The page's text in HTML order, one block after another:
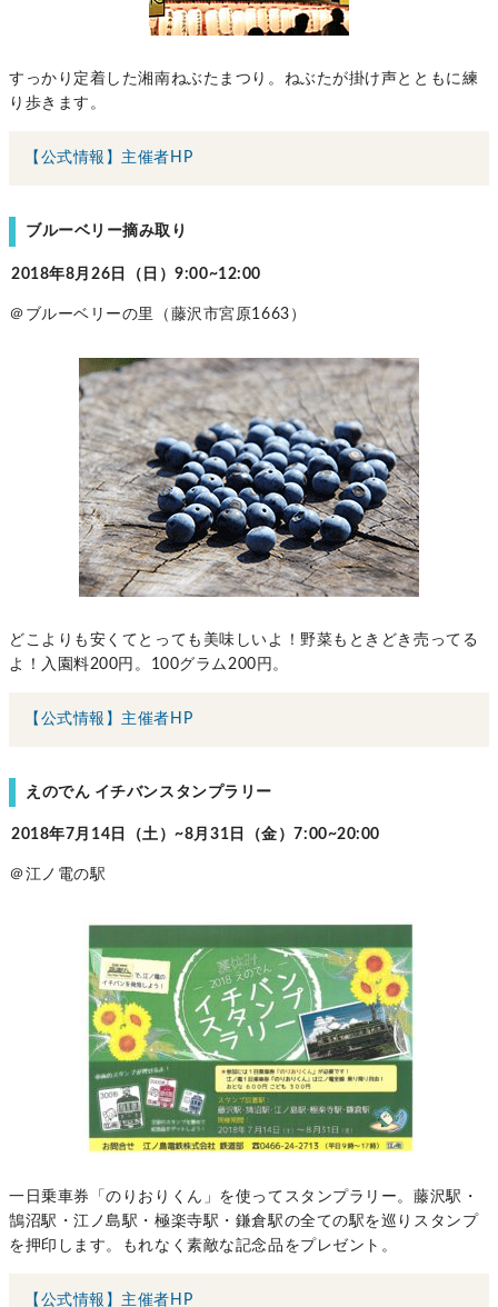
すっかり定着した湘南ねぶたまつり。ねぶたが掛け声とともに練
り歩きます。
【公式情報】主催者HP
ブルーベリー摘み取り
2018年8月26日（日）9:00~12:00
＠ブルーベリーの里（藤沢市宮原1663）
どこよりも安くてとっても美味しいよ！野菜もときどき売ってる
よ！入園料200円。100グラム200円。
【公式情報】主催者HP
えのでん イチバンスタンプラリー
2018年7月14日（土）~8月31日（金）7:00~20:00
＠江ノ電の駅
一日乗車券「のりおりくん」を使ってスタンプラリー。藤沢駅・
鵠沼駅・江ノ島駅・極楽寺駅・鎌倉駅の全ての駅を巡りスタンプ
を押印します。もれなく素敵な記念品をプレゼント。
【公式情報】主催者HP